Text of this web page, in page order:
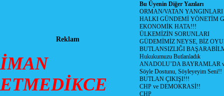
Reklam
İMAN
ETMEDİKCE
Bu Üyenin Diğer Yazıları
ORMAN/VATAN
HALKI GÜNDEMİ YÖNETİM
EKONOMİK HATA!!!
ÜLKEMİZİN SORUNLARI
GÜDEMİMİZ NEYSE, BİZ
BUTLANSIZLIĞI
Hukukumuzu Butlanladık
ANADOLU’DA BAYRAMLAR
Söyle Dostunu, Söyleyeyim Seni!!
BUTLAN ÇIKIŞI!!!
CHP ve DEMOKRASİ!!
CHP